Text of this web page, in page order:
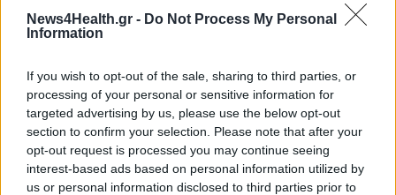
News4Health.gr - Do Not Process My Personal
Information
If you wish to opt-out of the sale, sharing to third parties, or
processing of your personal or sensitive information for
targeted advertising by us, please use the below opt-out
section to confirm your selection. Please note that after your
opt-out request is processed you may continue seeing
interest-based ads based on personal information utilized by
us or personal information disclosed to third parties prior to
ΠΟΛΙΤΙΚΉ ΥΓΕΊΑΣ
Δωρεάν ο εμβολιασμός κατά του ιού HPV για
αγόρια και κορίτσια